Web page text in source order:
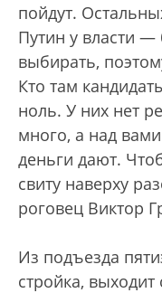
пойдут.
Путин у власти
выбирать,
Кто там
ноль. У них нет
много, а над
деньги дают.
свиту наверху
роговец Виктор
Из подъезда
стройка,